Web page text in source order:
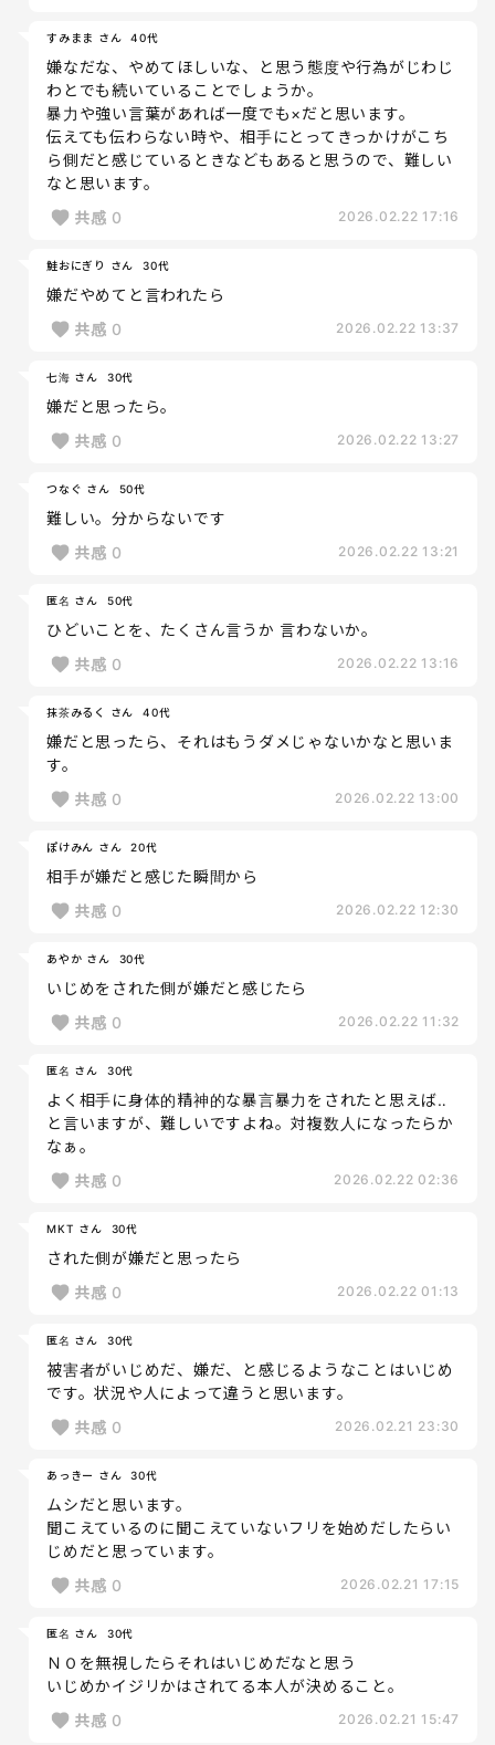
すみまま さん 40代
嫌なだな、やめてほしいな、と思う態度や行為がじわじ
わとでも続いていることでしょうか。
暴力や強い言葉があれば一度でも×だと思います。
伝えても伝わらない時や、相手にとってきっかけがこち
ら側だと感じているときなどもあると思うので、難しい
なと思います。
共感 0 2026.02.22 17:16
鮭おにぎり さん 30代
嫌だやめてと言われたら
共感 0 2026.02.22 13:37
七海 さん 30代
嫌だと思ったら。
共感 0 2026.02.22 13:27
つなぐ さん 50代
難しい。分からないです
共感 0 2026.02.22 13:21
匿名 さん 50代
ひどいことを、たくさん言うか 言わないか。
共感 0 2026.02.22 13:16
抹茶みるく さん 40代
嫌だと思ったら、それはもうダメじゃないかなと思いま
す。
共感 0 2026.02.22 13:00
ぽけみん さん 20代
相手が嫌だと感じた瞬間から
共感 0 2026.02.22 12:30
あやか さん 30代
いじめをされた側が嫌だと感じたら
共感 0 2026.02.22 11:32
匿名 さん 30代
よく相手に身体的精神的な暴言暴力をされたと思えば‥
と言いますが、難しいですよね。対複数人になったらか
なぁ。
共感 0 2026.02.22 02:36
MKT さん 30代
された側が嫌だと思ったら
共感 0 2026.02.22 01:13
匿名 さん 30代
被害者がいじめだ、嫌だ、と感じるようなことはいじめ
です。状況や人によって違うと思います。
共感 0 2026.02.21 23:30
あっきー さん 30代
ムシだと思います。
聞こえているのに聞こえていないフリを始めだしたらい
じめだと思っています。
共感 0 2026.02.21 17:15
匿名 さん 30代
ＮＯを無視したらそれはいじめだなと思う
いじめかイジリかはされてる本人が決めること。
共感 0 2026.02.21 15:47